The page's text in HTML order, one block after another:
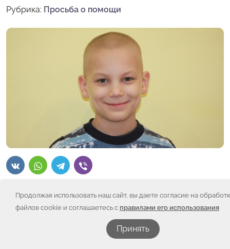
Продолжая использовать наш сайт, вы даете согласие на
файлов cookie и соглашаетесь с правилами его использования
Принять
Рубрика: Просьба о помощи
Друзья, спасибо вам за помощь в покупке
авиабилетов для Паши Конькова и его мамы – они
уже клинике им. Р. Горбачёвой, где решается вопрос
о необходимости трансплантации костного мозга.